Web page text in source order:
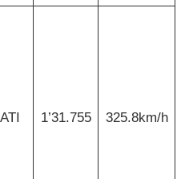
1’31.755 325.8km/h